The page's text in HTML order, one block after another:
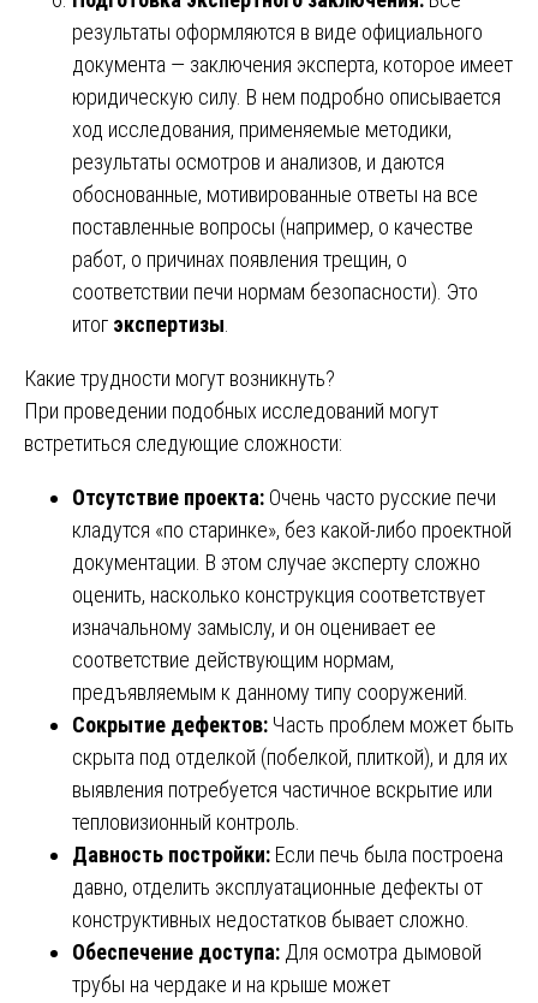
результаты оформляются в виде официального
документа — заключения эксперта, которое имеет
юридическую силу. В нем подробно описывается
ход исследования, применяемые методики,
результаты осмотров и анализов, и даются
обоснованные, мотивированные ответы на все
поставленные вопросы (например, о качестве
работ, о причинах появления трещин, о
соответствии печи нормам безопасности). Это
итог экспертизы
Какие трудности могут возникнуть?
При проведении подобных исследований могут
встретиться следующие сложности:
Отсутствие проекта: Очень часто русские печи
кладутся «по старинке», без какой-либо проектной
документации. В этом случае эксперту сложно
оценить, насколько конструкция соответствует
изначальному замыслу, и он оценивает ее
соответствие действующим нормам,
предъявляемым к данному типу сооружений.
Сокрытие дефектов: Часть проблем может быть
скрыта под отделкой (побелкой, плиткой), и для их
выявления потребуется частичное вскрытие или
тепловизионный контроль.
Давность постройки: Если печь была построена
давно, отделить эксплуатационные дефекты от
конструктивных недостатков бывает сложно.
Обеспечение доступа: Для осмотра дымовой
трубы на чердаке и на крыше может